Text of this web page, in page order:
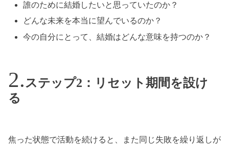
誰のために結婚したいと思っていたのか？
どんな未来を本当に望んでいるのか？
今の自分にとって、結婚はどんな意味を持つのか？
ステップ2：リセット期間を設け
る
焦った状態で活動を続けると、また同じ失敗を繰り返しが